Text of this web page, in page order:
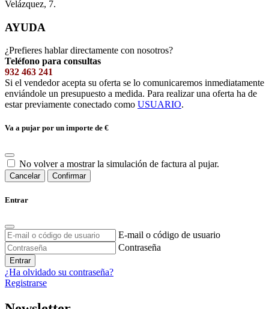
Velázquez, 7.
AYUDA
¿Prefieres hablar directamente con nosotros?
Teléfono para consultas
932 463 241
Si el vendedor acepta su oferta se lo comunicaremos inmediatamente
enviándole un presupuesto a medida. Para realizar una oferta ha de
estar previamente conectado como USUARIO.
Va a pujar por un importe de €
No volver a mostrar la simulación de factura al pujar.
Cancelar Confirmar
Entrar
E-mail o código de usuario
Contraseña
Entrar
¿Ha olvidado su contraseña?
Registrarse